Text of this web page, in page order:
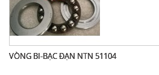
VÒNG BI-BẠC ĐẠN NTN 51104